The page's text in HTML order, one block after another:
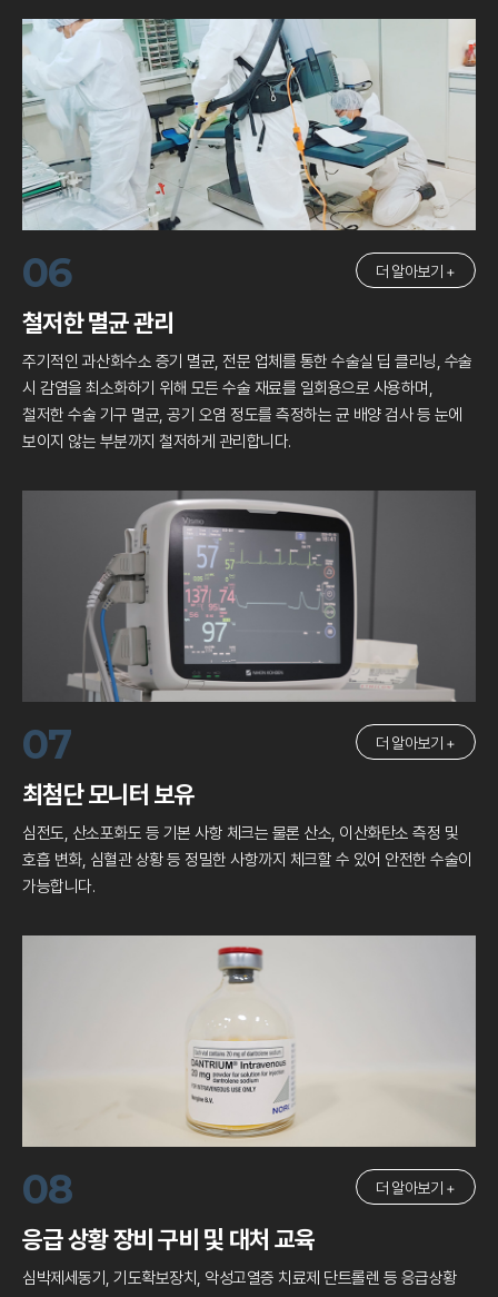
06
철저한 멸균 관리
주기적인 과산화수소 증기 멸균, 전문 업체를 통한 수술실 딥 클리닝, 수술
시 감염을 최소화하기 위해 모든 수술 재료를 일회용으로 사용하며,
철저한 수술 기구 멸균, 공기 오염 정도를 측정하는 균 배양 검사 등 눈에
보이지 않는 부분까지 철저하게 관리합니다.
더 알아보기 +
07
최첨단 모니터 보유
심전도, 산소포화도 등 기본 사항 체크는 물론 산소, 이산화탄소 측정 및
호흡 변화, 심혈관 상황 등 정밀한 사항까지 체크할 수 있어 안전한 수술이
가능합니다.
더 알아보기 +
08
응급 상황 장비 구비 및 대처 교육
심박제세동기, 기도확보장치, 악성고열증 치료제 단트롤렌 등 응급상황
더 알아보기 +